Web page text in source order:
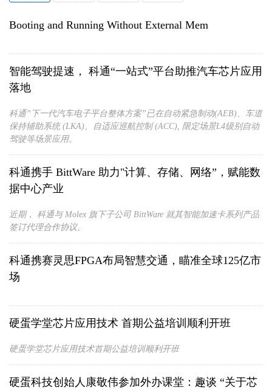
Booting and Running Without External Mem
智能驾驶提速， 科通“一站式”平台助推汽车芯片应用
落地
科通”下一代汽车电子平台整体方案”已在自动紧急制动(AEB)、车道
保持辅助系统 (LKA)、自适应巡航控制 (ACC), 限定场景L4级别自动
驾驶等场景应用。
科通携手 BittWare 助力"计算、存储、网络”，赋能数
据中心产业
近期， 科通与 Molex 旗下子公司 BittWare 就其智能加速卡系列产品
签订代理合作协议。
科通携赛灵思FPGA布局智慧交通，瞄准全球125亿市
场
硬蛋学堂芯片应用技术 首期公益培训顺利开班
硬蛋学堂芯片应用技术首期公益培训顺利开班
硬蛋科技创始人康敬伟参加外办课堂：趣谈 “关于芯